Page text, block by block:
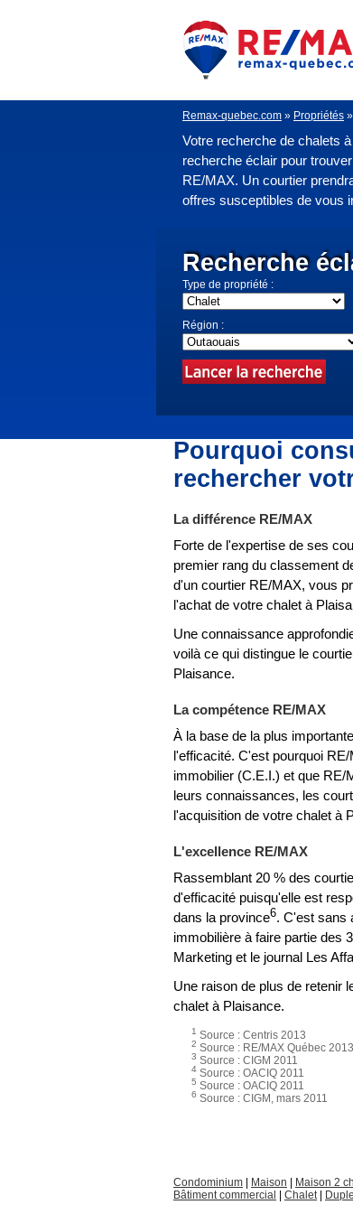
Remax-quebec.com » Propriétés »
Votre recherche de chalets
recherche éclair pour
RE/MAX. Un courtier
offres susceptibles de vous
Recherche
Type de propriété :
Région :
Pourquoi
rechercher
La différence RE/MAX
Forte de l'expertise de ses
premier rang du classement
d'un courtier RE/MAX, vous
l'achat de votre chalet à
Une connaissance
voilà ce qui distingue le
Plaisance.
La compétence RE/MAX
À la base de la plus
l'efficacité. C'est pourquoi
immobilier (C.E.I.) et que RE/
leurs connaissances, les
l'acquisition de votre chalet à
L'excellence RE/MAX
Rassemblant 20 % des
d'efficacité puisqu'elle est
dans la province6. C'est sans
immobilière à faire partie des
Marketing et le journal Les
Une raison de plus de retenir
chalet à Plaisance.
1 Source : Centris 2013
2 Source : RE/MAX Québec 2013
3 Source : CIGM 2011
4 Source : OACIQ 2011
5 Source : OACIQ 2011
6 Source : CIGM, mars 2011
Condominium Maison Maison 2
Bâtiment commercial
Chalet|